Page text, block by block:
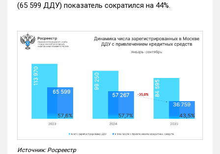
(65 599 ДДУ) показатель сократился на 44%.
Источник: Росреестр